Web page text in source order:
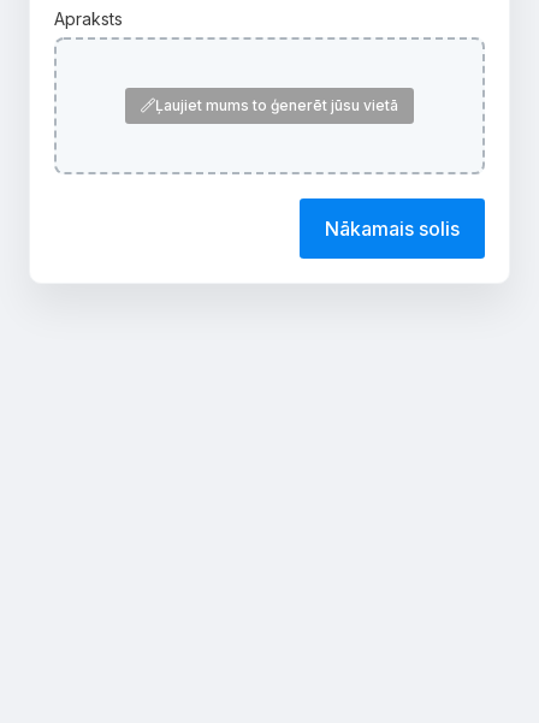
Apraksts
Ļaujiet mums to ģenerēt jūsu vietā
Nākamais solis